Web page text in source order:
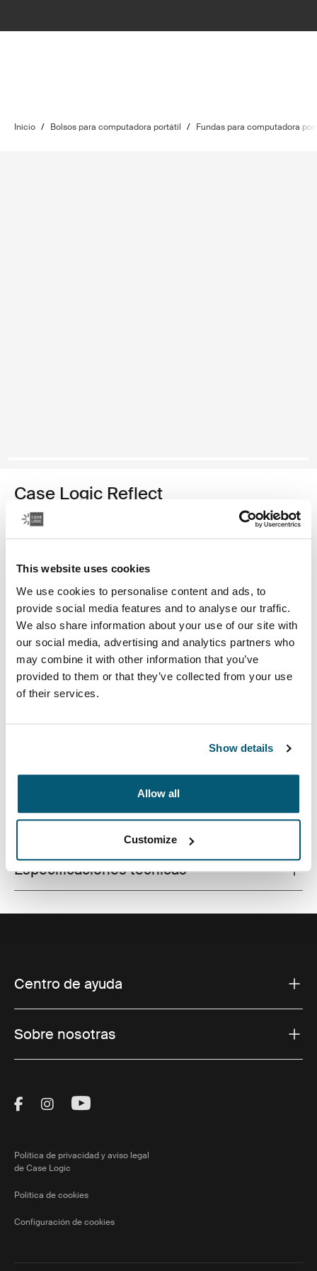
This website uses cookies
We use cookies to personalise content and ads, to
provide social media features and to analyse our traffic.
We also share information about your use of our site with
our social media, advertising and analytics partners who
may combine it with other information that you’ve
provided to them or that they’ve collected from your use
of their services.
Show details
Allow all
Customize
Inicio / Bolsos para computadora portátil / Fundas para computadora
Case Logic Reflect
funda para computadora portátil de 14 pulgadas
Color
Case Logic Reflect 14" Laptop Sleeve Púrpura concentrado
Case Logic Reflect 14" Laptop Sleeve Rojo tenue
Case Logic Reflect 14" Laptop Sleeve Boulder Beige
Case Logic Reflect 14" Laptop Sleeve Negro
Case Logic Reflect 14" Laptop Sleeve Pomelo Pink
Case Logic Reflect 14" Laptop Sleeve Grafito
Case Logic Reflect 14" Laptop Sleeve
fabricada con una espuma con memoria que brinda
Todas las características
Especificaciones técnicas
Centro de ayuda
Sobre nosotras
Visit Thule on Facebook (external link)
Visit Thule on Instagram (external link)
Visit Thule on Youtube (external
Política de privacidad y aviso legal
de Case Logic
Política de cookies
Configuración de cookies